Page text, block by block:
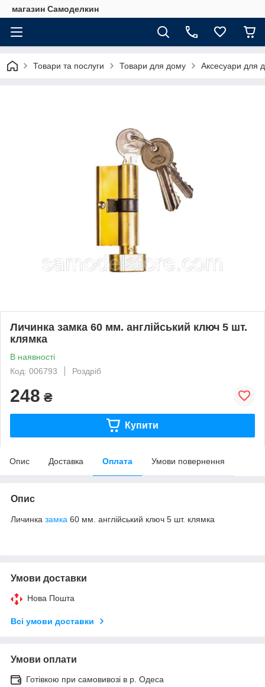
магазин Самоделкин
Товари та послуги Товари для дому Аксесуари для
Личинка замка 60 мм. англійський ключ 5 шт.
клямка
В наявності
Код: 006793
Роздріб
248 ₴
Купити
Опис Доставка Оплата Умови повернення
Опис
Личинка замка 60 мм. англійський ключ 5 шт. клямка
Умови доставки
Нова Пошта
Всі умови доставки
Умови оплати
Готівкою при самовивозі в р. Одеса